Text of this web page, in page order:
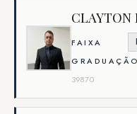
CLAYTON
FAIXA
GRADUAÇÃO
39870